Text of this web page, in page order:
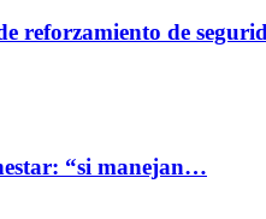
reforzamiento de
“si manejan…